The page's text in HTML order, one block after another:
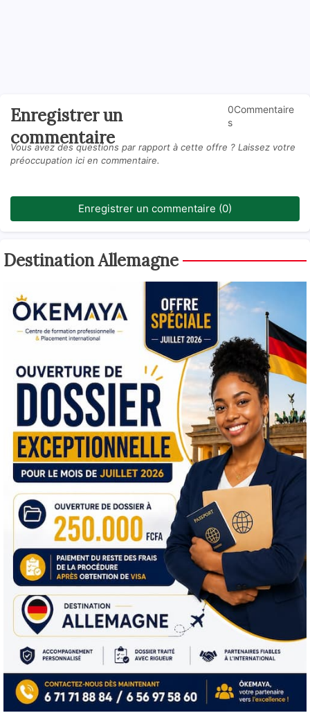
Enregistrer un
commentaire
0Commentaire
s
Vous avez des questions par rapport à cette offre ? Laissez votre
préoccupation ici en commentaire.
Enregistrer un commentaire (0)
Destination Allemagne